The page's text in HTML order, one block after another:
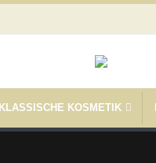
KLASSISCHE KOSMETIK